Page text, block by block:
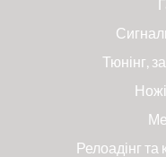
Тюнінг,
Релоадінг